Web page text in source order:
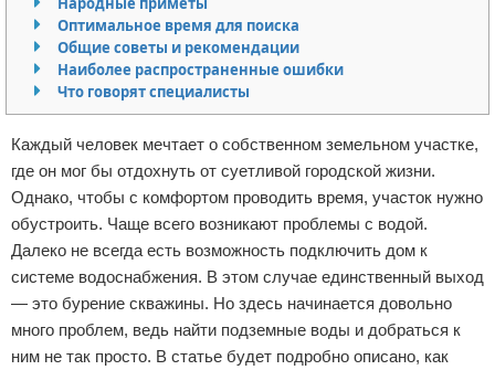
Домашний быт
Коммунальные услуги
Безопасность
Стройматериалы
Разное
Отказ от ответственности
Оптимальное время для поиска
Общие советы и рекомендации
Наиболее распространенные ошибки
Что говорят специалисты
Каждый человек мечтает о собственном земельном участке,
где он мог бы отдохнуть от суетливой городской жизни.
Однако, чтобы с комфортом проводить время, участок нужно
обустроить. Чаще всего возникают проблемы с водой.
Далеко не всегда есть возможность подключить дом к
системе водоснабжения. В этом случае единственный выход
— это бурение скважины. Но здесь начинается довольно
много проблем, ведь найти подземные воды и добраться к
ним не так просто. В статье будет подробно описано, как